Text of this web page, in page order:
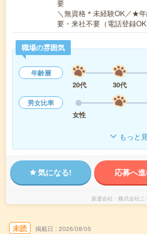
要
＼無資格＊未経験OK／★
要・来社不要（電話登録
職場の雰囲気
年齢層
20代
30代
男女比率
女性
もっと
気になる! 応募へ
派遣会社 株式会社ニ
未読 掲載日 2026/08/05